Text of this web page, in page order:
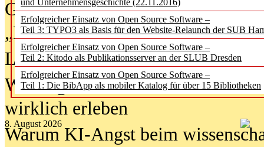
und Unternehmensgeschichte (22.11.2016)
Erfolgreicher Einsatz von Open Source Software –
Teil 3: TYPO3 als Basis für den Website-Relaunch der SUB
Erfolgreicher Einsatz von Open Source Software –
Teil 2: Kitodo als Publikationsserver an der SLUB Dresden
Erfolgreicher Einsatz von Open Source Software –
Teil 1: Die BibApp als mobiler Katalog für über 15 Bibliotheken
8. August 2026
Geisterjagd-Ausrüstung in der
„Library of Things“ unterwegs
Lesen als Infrastrukturaufgabe
Wie Jugendliche Social Media
wirklich erleben
Warum KI-Angst beim